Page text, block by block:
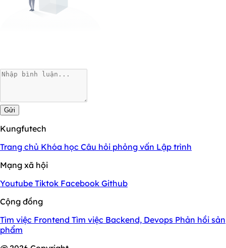
Gửi
Kungfutech
Trang chủ Khóa học Câu hỏi phỏng vấn Lập trình
Mạng xã hội
Youtube Tiktok Facebook Github
Cộng đồng
Tìm việc Frontend Tìm việc Backend, Devops Phản hồi sản
phẩm